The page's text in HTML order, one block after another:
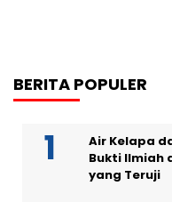
BERITA POPULER
Air Kelapa
Bukti Ilmiah
yang Teruji